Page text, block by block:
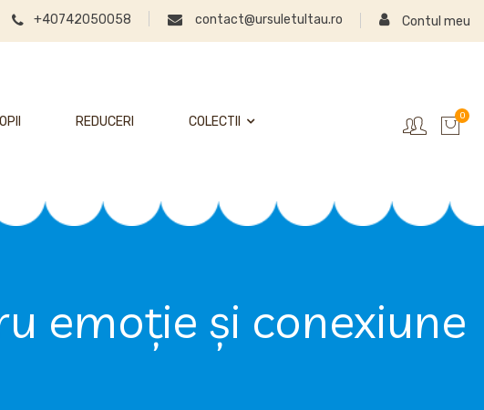
+40742050058 contact@ursuletultau.ro Contul meu
REDUCERI COLECTII 0
emoție și conexiune